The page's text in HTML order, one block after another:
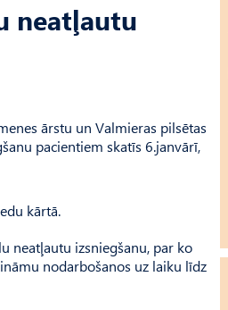
neatļautu
ārstu un Valmieras pilsētas
pacientiem skatīs 6.janvārī,
kārtā.
neatļautu izsniegšanu, par ko
nodarbošanos uz laiku līdz